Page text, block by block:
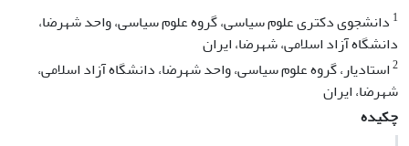
1 دانشجوی دکتری علوم سیاسی، گروه علوم سیاسی، واحد شهرضا،
دانشگاه آزاد اسلامی، شهرضا، ایران
2استادیار، گروه علوم سیاسی، واحد شهرضا، دانشگاه آزاد اسلامی،
شهرضا، ایران
چکیده